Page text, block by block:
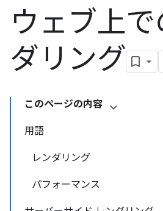
ウェブ上
ダリング
このページの内容
用語
レンダリング
パフォーマンス